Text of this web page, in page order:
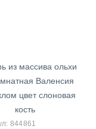
844861